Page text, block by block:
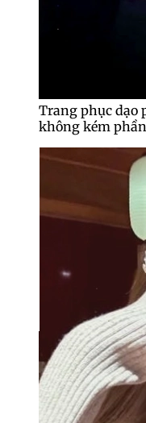
Trang phục dạo
không kém